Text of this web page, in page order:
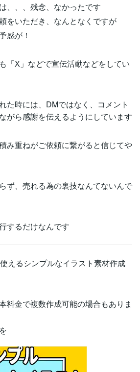
、、、残念、なかったです
をいただき、なんとなくですが
感が！
「X」などで宣伝活動などをしてい
た時には、DMではなく、コメント
がら感謝を伝えるようにしています
み重ねがご依頼に繋がると信じてや
ず、売れる為の裏技なんてないんで
するだけなんです
えるシンプルなイラスト素材作成
料金で複数作成可能の場合もありま